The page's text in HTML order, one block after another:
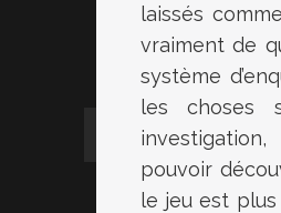
laissés
vraiment de
système
les choses
pouvoir
le jeu est plus